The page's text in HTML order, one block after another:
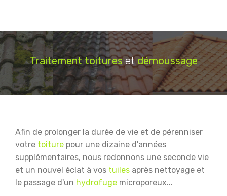
Traitement toitureset démoussage
Afin de prolonger la durée de vie et de pérenniser
votre toiture pour une dizaine d'années
supplémentaires, nous redonnons une seconde vie
et un nouvel éclat à vos tuiles après nettoyage et
le passage d'un hydrofuge microporeux...